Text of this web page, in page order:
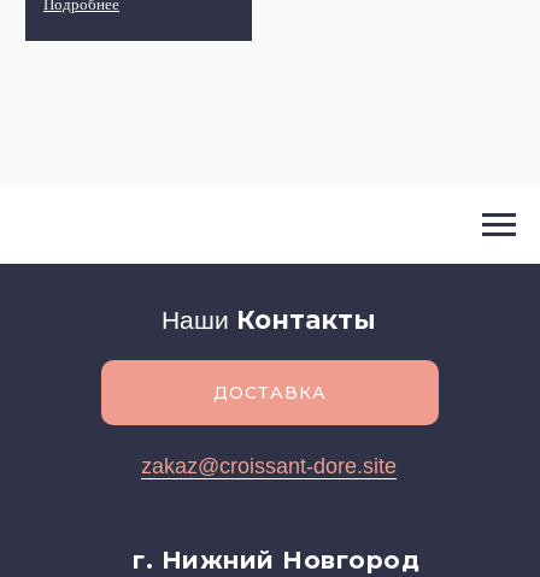
Подробнее
Наши Контакты
г. Нижний Новгород
ДОСТАВКА
zakaz@croissant-dore.site